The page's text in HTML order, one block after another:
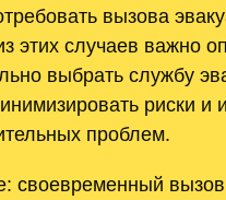
вызова
этих случаев важно
выбрать службу
риски и
проблем.
своевременный вызов